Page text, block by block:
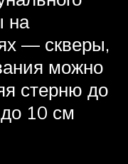
на
— скверы,
можно
стерню до
10 см